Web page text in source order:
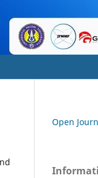
Open